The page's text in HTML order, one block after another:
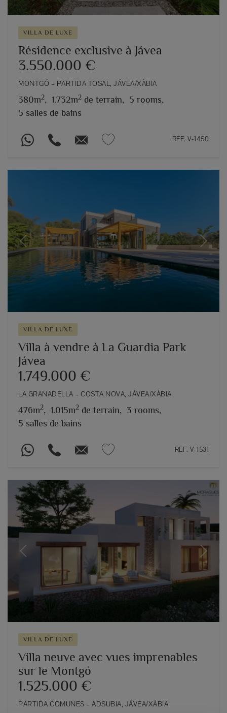
VILLA DE LUXE
Résidence exclusive à Jávea
3.550.000 €
MONTGÓ – PARTIDA TOSAL, JÁVEA/XÀBIA
380m2, 1.732m2 de terrain, 5 rooms,
5 salles de bains
REF. V-1450
Previous Next
VILLA DE LUXE
Villa à vendre à La Guardia Park
Jávea
1.749.000 €
LA GRANADELLA – COSTA NOVA, JÁVEA/XÀBIA
476m2, 1.015m2 de terrain, 3 rooms,
5 salles de bains
REF. V-1531
Previous Next
VILLA DE LUXE
Villa neuve avec vues imprenables
sur le Montgó
1.525.000 €
PARTIDA COMUNES – ADSUBIA, JÁVEA/XÀBIA